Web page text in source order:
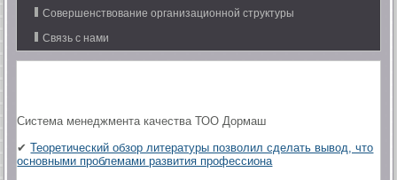
Совершенствование организационной структуры
Связь с нами
Система менеджмента качества ТОО Дормаш
✔Теоретический обзор литературы позволил сделать вывод, что
основными проблемами развития профессиона